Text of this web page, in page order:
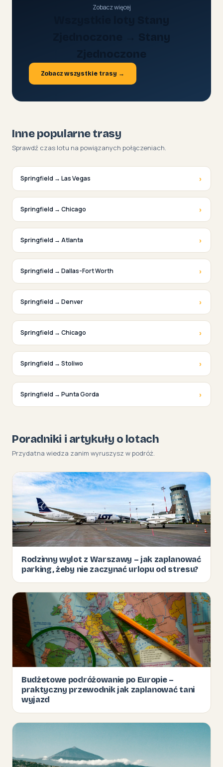
Zobacz więcej
Zjednoczone
Zobacz wszystkie trasy →
Inne popularne trasy
Sprawdź czas lotu na powiązanych połączeniach.
Springfield → Las Vegas ›
Springfield → Chicago ›
Springfield → Atlanta ›
Springfield → Dallas-Fort Worth ›
Springfield → Denver ›
Springfield → Chicago ›
Springfield → Stoliwo ›
Springfield → Punta Gorda ›
Poradniki i artykuły o lotach
Przydatna wiedza zanim wyruszysz w podróż.
Rodzinny wylot z Warszawy – jak zaplanować
parking, żeby nie zaczynać urlopu od stresu?
Budżetowe podróżowanie po Europie –
praktyczny przewodnik jak zaplanować tani
wyjazd